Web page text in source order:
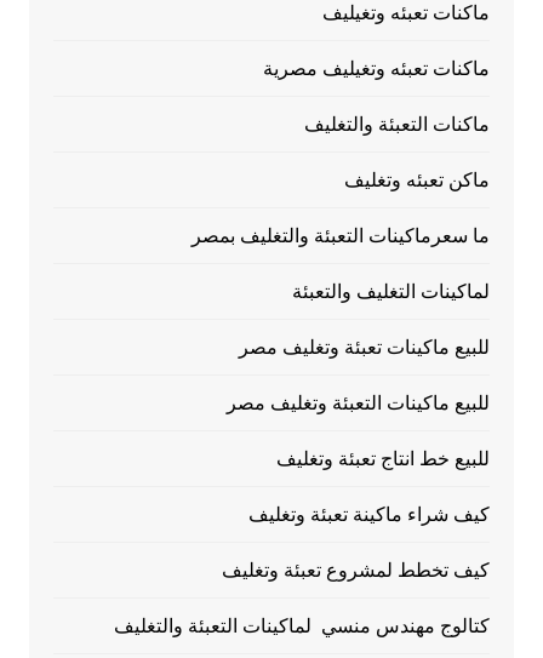
ماكنات تعبئه وتغيليف
ماكنات تعبئه وتغيليف مصرية
ماكنات التعبئة والتغليف
ماكن تعبئه وتغليف
ما سعرماكينات التعبئة والتغليف بمصر
لماكينات التغليف والتعبئة
للبيع ماكينات تعبئة وتغليف مصر
للبيع ماكينات التعبئة وتغليف مصر
للبيع خط انتاج تعبئة وتغليف
كيف شراء ماكينة تعبئة وتغليف
كيف تخطط لمشروع تعبئة وتغليف
كتالوج مهندس منسي لماكينات التعبئة والتغليف